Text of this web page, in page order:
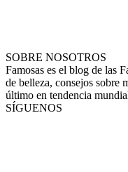
SOBRE NOSOTROS
Famosas es el blog de las
de belleza, consejos sobre
último en tendencia
SÍGUENOS